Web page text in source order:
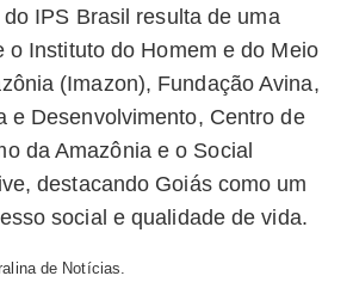
IPS Brasil resulta de uma
o Instituto do Homem e do Meio
(Imazon), Fundação Avina,
e Desenvolvimento, Centro de
da Amazônia e o Social
destacando Goiás como um
social e qualidade de vida.
de Notícias.